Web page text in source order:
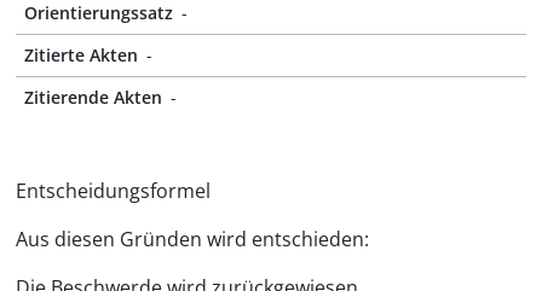
Orientierungssatz -
Zitierte Akten -
Zitierende Akten -
Entscheidungsformel
Aus diesen Gründen wird entschieden: